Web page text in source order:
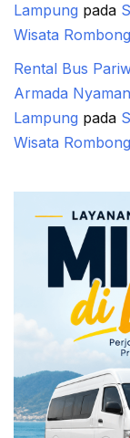
Lampung pada
Wisata
Rental Bus
Armada
Lampung pada
Wisata